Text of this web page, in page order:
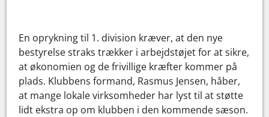
En oprykning til 1. division kræver, at den nye
bestyrelse straks trækker i arbejdstøjet for at sikre,
at økonomien og de frivillige kræfter kommer på
plads. Klubbens formand, Rasmus Jensen, håber,
at mange lokale virksomheder har lyst til at støtte
lidt ekstra op om klubben i den kommende sæson.